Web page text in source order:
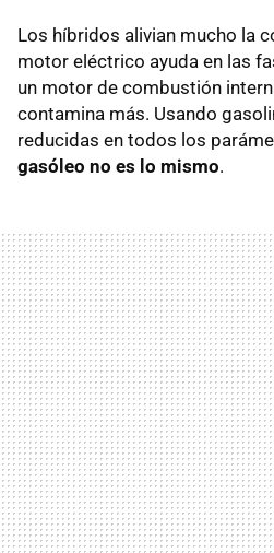
Los híbridos alivian mucho la
motor eléctrico ayuda en las
un motor de combustión
contamina más. Usando
reducidas en todos los
gasóleo no es lo mismo.